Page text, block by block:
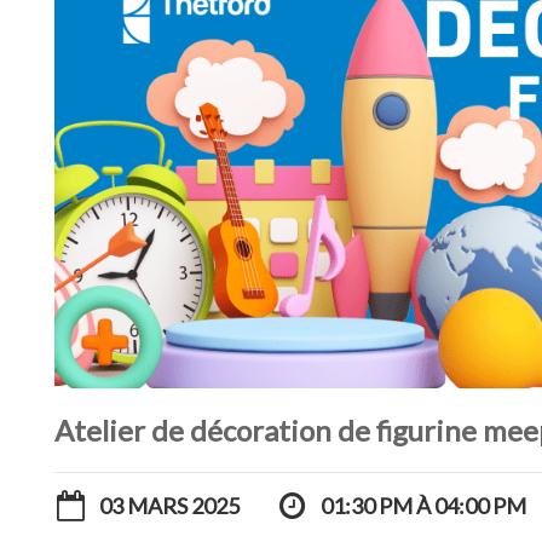
Atelier de décoration de figurine
03 MARS 2025 01:30 PM À 04:00 PM